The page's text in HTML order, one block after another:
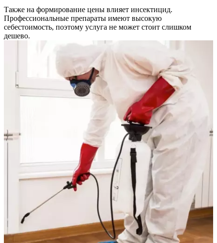
Также на формирование цены влияет инсектицид.
Профессиональные препараты имеют высокую
себестоимость, поэтому услуга не может стоит слишком
дешево.